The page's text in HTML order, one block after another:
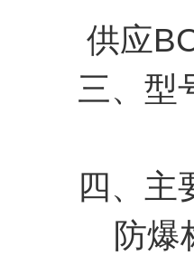
供应
三、型
四、
防爆